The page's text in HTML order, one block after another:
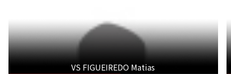
VS FIGUEIREDO Matias